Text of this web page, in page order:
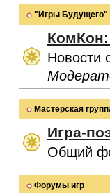
"Игры Будущего"
Новости
Мастерская
Игра-
Общий
Форумы игр